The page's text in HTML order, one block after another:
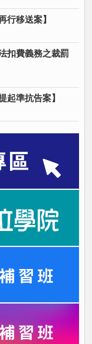
行移送案】
扣費義務之裁罰
起準抗告案】